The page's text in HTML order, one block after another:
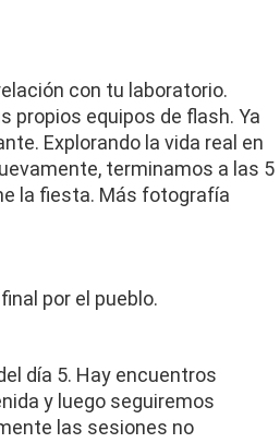
con tu laboratorio.
propios equipos de flash. Ya
Explorando la vida real en
terminamos a las 5
la fiesta. Más fotografía
por el pueblo.
día 5. Hay encuentros
y luego seguiremos
las sesiones no